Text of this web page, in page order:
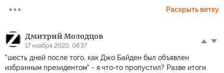
Раскрыть ветку
Дмитрий Молодцов
17 ноября 2020, 08:37
"шесть дней после того, как Джо Байден был объявлен
избранным президентом" - я что-то пропустил? Разве итоги